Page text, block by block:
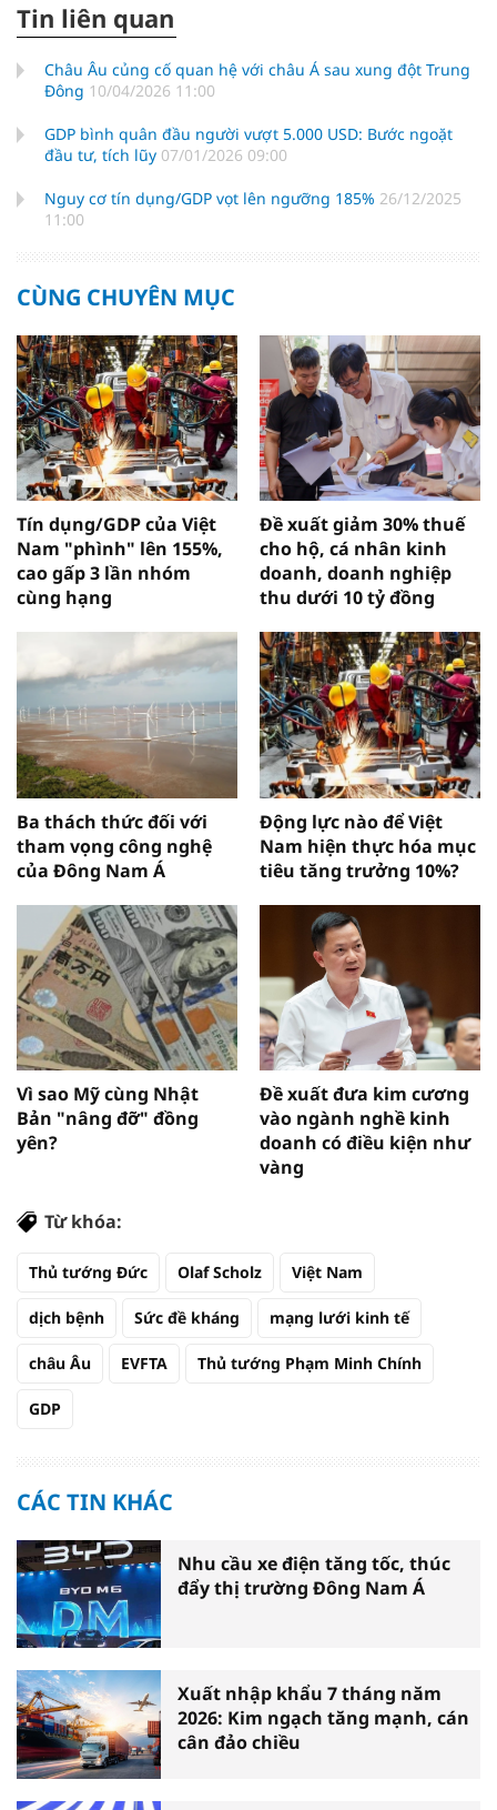
Tin liên quan
Châu Âu củng cố quan hệ với châu Á sau xung đột Trung
Đông 10/04/2026 11:00
GDP bình quân đầu người vượt 5.000 USD: Bước ngoặt
đầu tư, tích lũy 07/01/2026 09:00
Nguy cơ tín dụng/GDP vọt lên ngưỡng 185% 26/12/2025
11:00
CÙNG CHUYÊN MỤC
Tín dụng/GDP của Việt
Nam "phình" lên 155%,
cao gấp 3 lần nhóm
cùng hạng
Đề xuất giảm 30% thuế
cho hộ, cá nhân kinh
doanh, doanh nghiệp
thu dưới 10 tỷ đồng
Ba thách thức đối với
tham vọng công nghệ
của Đông Nam Á
Động lực nào để Việt
Nam hiện thực hóa mục
tiêu tăng trưởng 10%?
Vì sao Mỹ cùng Nhật
Bản "nâng đỡ" đồng
yên?
Đề xuất đưa kim cương
vào ngành nghề kinh
doanh có điều kiện như
vàng
Từ khóa:
Thủ tướng Đức Olaf Scholz Việt Nam
dịch bệnh Sức đề kháng mạng lưới kinh tế
châu Âu EVFTA Thủ tướng Phạm Minh Chính
GDP
CÁC TIN KHÁC
Nhu cầu xe điện tăng tốc, thúc
đẩy thị trường Đông Nam Á
Xuất nhập khẩu 7 tháng năm
2026: Kim ngạch tăng mạnh, cán
cân đảo chiều